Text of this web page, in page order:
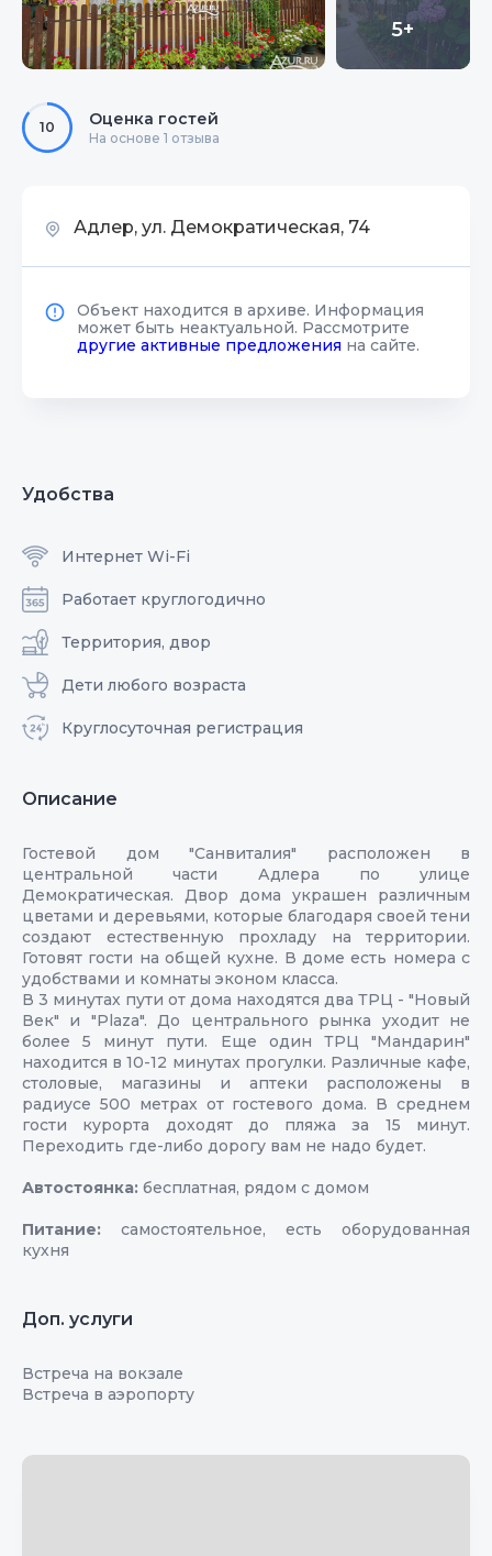
5+
10 Оценка гостей
На основе 1 отзыва
Адлер, ул. Демократическая, 74
Объект находится в архиве. Информация
может быть неактуальной. Рассмотрите
другие активные предложения на сайте.
Удобства
Интернет Wi-Fi
Работает круглогодично
Территория, двор
Дети любого возраста
Круглосуточная регистрация
Описание
Гостевой дом "Санвиталия" расположен в
центральной части Адлера по улице
Демократическая. Двор дома украшен различным
цветами и деревьями, которые благодаря своей тени
создают естественную прохладу на территории.
Готовят гости на общей кухне. В доме есть номера с
удобствами и комнаты эконом класса.
В 3 минутах пути от дома находятся два ТРЦ - "Новый
Век" и "Plaza". До центрального рынка уходит не
более 5 минут пути. Еще один ТРЦ "Мандарин"
находится в 10-12 минутах прогулки. Различные кафе,
столовые, магазины и аптеки расположены в
радиусе 500 метрах от гостевого дома. В среднем
гости курорта доходят до пляжа за 15 минут.
Переходить где-либо дорогу вам не надо будет.
Автостоянка: бесплатная, рядом с домом
Питание: самостоятельное, есть оборудованная
кухня
Доп. услуги
Встреча на вокзале
Встреча в аэропорту